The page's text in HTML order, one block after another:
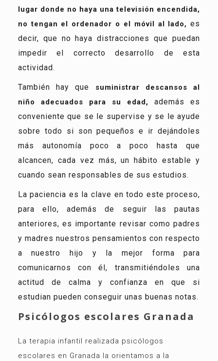
lugar donde no haya una televisión encendida,
no tengan el ordenador o el móvil al lado, es
decir, que no haya distracciones que puedan
impedir el correcto desarrollo de esta
actividad.
También hay que
suministrar descansos al
niño adecuados para su edad, además es
conveniente que se le supervise y se le ayude
sobre todo si son pequeños e ir dejándoles
más autonomía poco a poco hasta que
alcancen, cada vez más, un hábito estable y
cuando sean responsables de sus estudios.
La paciencia es la clave en todo este proceso,
para ello, además de seguir las pautas
anteriores, es importante revisar como padres
y madres nuestros pensamientos con respecto
a nuestro hijo y la mejor forma para
comunicarnos con él, transmitiéndoles una
actitud de calma y confianza en que si
estudian pueden conseguir unas buenas notas.
Psicólogos escolares Granada
La terapia infantil realizada psicólogos
escolares en Granada la orientamos a la